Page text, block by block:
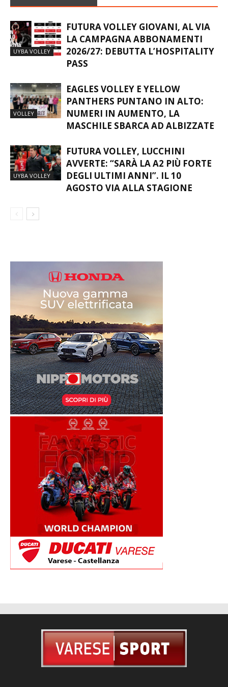
UYBA VOLLEY
FUTURA VOLLEY GIOVANI, AL VIA
LA CAMPAGNA ABBONAMENTI
2026/27: DEBUTTA L’HOSPITALITY
PASS
VOLLEY
EAGLES VOLLEY E YELLOW
PANTHERS PUNTANO IN ALTO:
NUMERI IN AUMENTO, LA
MASCHILE SBARCA AD ALBIZZATE
UYBA VOLLEY
FUTURA VOLLEY, LUCCHINI
AVVERTE: “SARÀ LA A2 PIÙ FORTE
DEGLI ULTIMI ANNI”. IL 10
AGOSTO VIA ALLA STAGIONE